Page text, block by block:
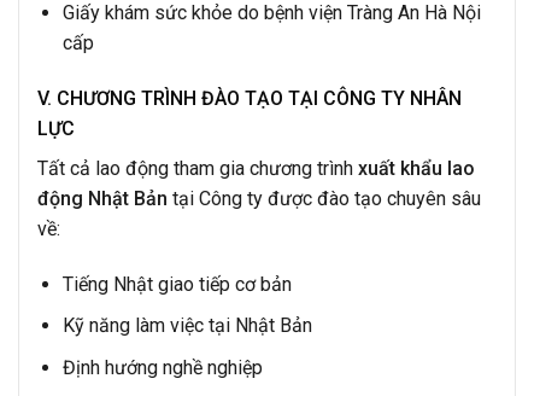
Giấy khám sức khỏe do bệnh viện Tràng An Hà Nội
cấp
V. CHƯƠNG TRÌNH ĐÀO TẠO TẠI CÔNG TY NHÂN
LỰC
Tất cả lao động tham gia chương trình xuất khẩu lao
động Nhật Bản tại Công ty được đào tạo chuyên sâu
về:
Tiếng Nhật giao tiếp cơ bản
Kỹ năng làm việc tại Nhật Bản
Định hướng nghề nghiệp